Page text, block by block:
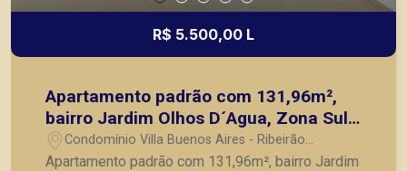
R$ 5.500,00 L
Apartamento padrão com 131,96m²,
bairro Jardim Olhos D´Agua, Zona Sul
em Ribeirão Preto/SP.
Condomínio Villa Buenos Aires - Ribeirão
Preto/SP
Apartamento padrão com 131,96m², bairro Jardim